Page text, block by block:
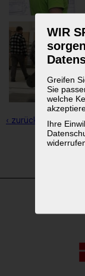
WIR
Greifen
Sie
welche
Ihre
‹ zurück zur